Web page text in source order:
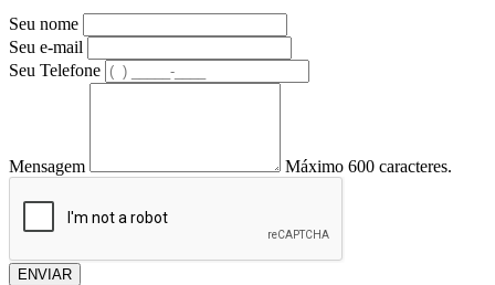
Seu nome
Seu e-mail
Seu Telefone
Mensagem Máximo 600 caracteres.
ENVIAR